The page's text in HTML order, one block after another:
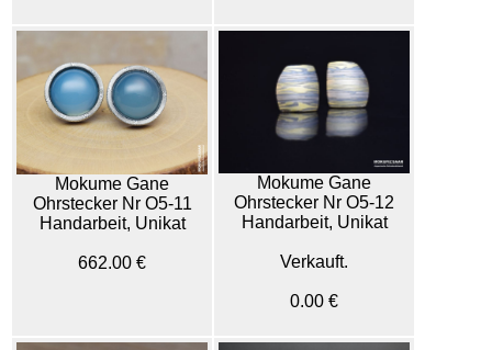
Mokume Gane
Ohrstecker Nr O5-11
Handarbeit, Unikat
662.00 €
Mokume Gane
Ohrstecker Nr O5-12
Handarbeit, Unikat
Verkauft.
0.00 €